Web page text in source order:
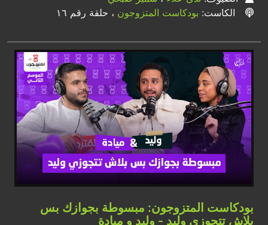
الكاست: بودكاست المتزوجون ، حلقة رقم ١٦
بودكاست المتزوجون: مبسوطة بجوازك بس
بلاش تتجوزي وليد - وليد و ميادة